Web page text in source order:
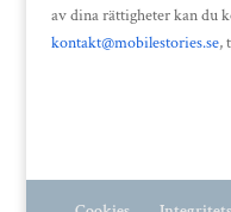
av dina rättigheter kan du
kontakt@mobilestories.se,